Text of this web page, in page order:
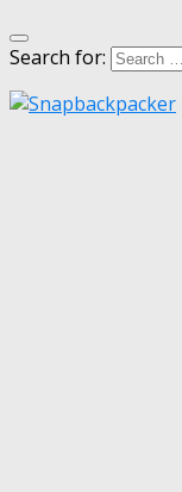
Search for: